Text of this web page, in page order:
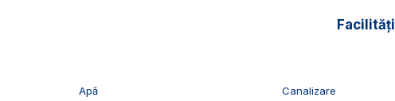
- gresie si faianta;
Facilități
Apă Canalizare